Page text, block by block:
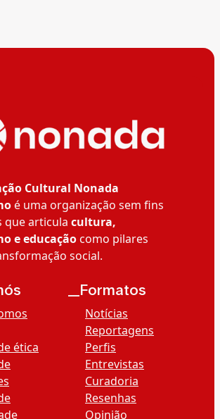
Cultural Nonada
é uma organização sem fins
que articula cultura,
e educaçãocomo pilares
social.
ética
__Formatos
Notícias
Reportagens
Perfis
Entrevistas
Curadoria
Resenhas
Opinião